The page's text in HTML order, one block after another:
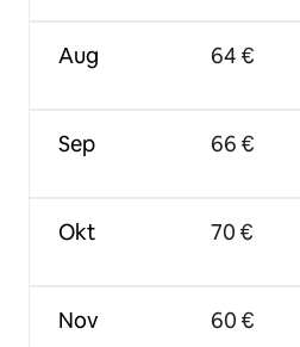
Aug
Sep
Okt
Nov
64 €
66 €
70 €
60 €